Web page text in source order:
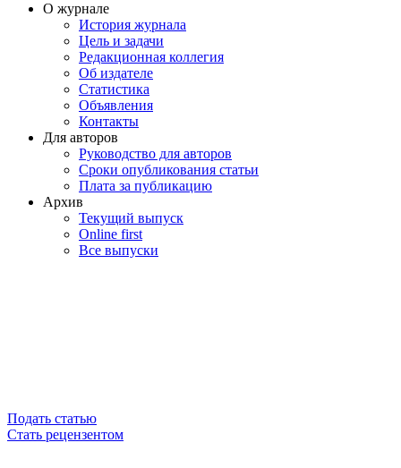
О журнале
История журнала
Цель и задачи
Редакционная коллегия
Об издателе
Статистика
Объявления
Контакты
Для авторов
Руководство для авторов
Сроки опубликования статьи
Плата за публикацию
Архив
Текущий выпуск
Online first
Все выпуски
Подать статью
Стать рецензентом